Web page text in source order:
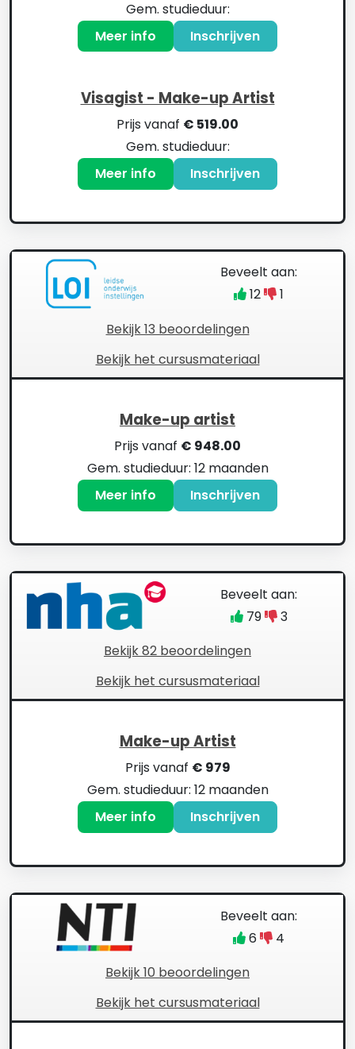
Gem. studieduur:
Meer info
Inschrijven
Visagist - Make-up Artist
Prijs vanaf € 519.00
Gem. studieduur:
Meer info
Inschrijven
Bekijk 13 beoordelingen
Beveelt aan:
12
1
Bekijk het cursusmateriaal
Make-up artist
Prijs vanaf € 948.00
Gem. studieduur: 12 maanden
Meer info
Inschrijven
Bekijk 82 beoordelingen
Beveelt aan:
79
3
Bekijk het cursusmateriaal
Make-up Artist
Prijs vanaf € 979
Gem. studieduur: 12 maanden
Meer info
Inschrijven
Bekijk 10 beoordelingen
Beveelt aan:
6
4
Bekijk het cursusmateriaal